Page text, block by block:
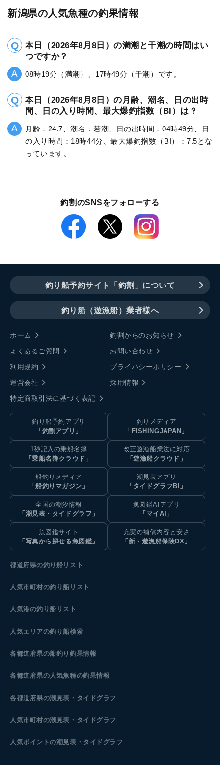
新潟県の人気魚種の釣果情報
本日（2026年8月8日）の満潮と干潮の時間はい
つですか？
08時19分（満潮）、17時49分（干潮）です。
本日（2026年8月8日）の月齢、潮名、日の出時
間、日の入り時間、最大爆釣指数（BI）は？
月齢：24.7、潮名：若潮、日の出時間：04時49分、日
の入り時間：18時44分、最大爆釣指数（BI）：7.5とな
っています。
釣割のSNSをフォローする
釣り船予約サイト「釣割」について
釣り船（遊漁船）業者様へ
ホーム
釣割からのお知らせ
よくあるご質問
お問い合わせ
利用規約
プライバシーポリシー
運営会社
採用情報
特定商取引法に基づく表記
釣り船予約アプリ
「釣割アプリ」
釣りメディア
「FISHINGJAPAN」
1秒記入の乗船名簿
「乗船名簿クラウド」
改正遊漁船業法に対応
「遊漁船クラウド」
船釣りメディア
「船釣りマガジン」
潮見表アプリ
「タイドグラフBI」
全国の潮汐情報
「潮見表・タイドグラフ」
魚図鑑AIアプリ
「マイAI」
魚図鑑サイト
「写真から探せる魚図鑑」
充実の補償内容と安さ
「新・遊漁船保険DX」
都道府県の釣り船リスト
人気市町村の釣り船リスト
人気港の釣り船リスト
人気エリアの釣り船検索
各都道府県の船釣り釣果情報
各都道府県の人気魚種の釣果情報
各都道府県の潮見表 ・タイドグラフ
人気市町村の潮見表・タイドグラフ
人気ポイントの潮見表・タイドグラフ